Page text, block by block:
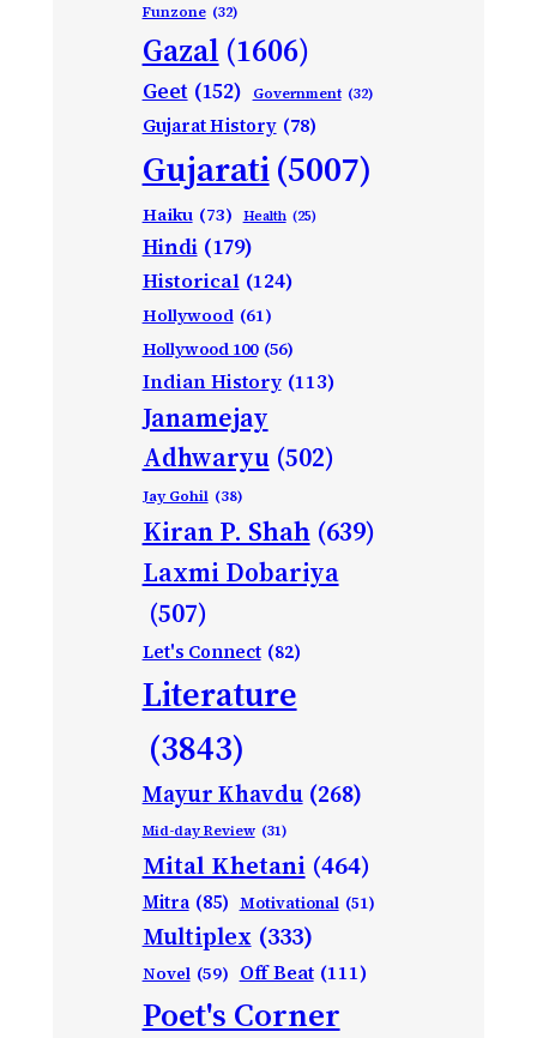
Funzone (32)
Gazal (1606)
Geet (152) Government (32)
Gujarat History (78)
Gujarati(5007)
Haiku (73) Health (25)
Hindi (179)
Historical (124)
Hollywood (61)
Hollywood 100 (56)
Indian History (113)
Janamejay
Adhwaryu (502)
Jay Gohil (38)
Kiran P. Shah (639)
Laxmi Dobariya
(507)
Let's Connect (82)
Literature
(3843)
Mayur Khavdu (268)
Mid-day Review (31)
Mital Khetani (464)
Mitra (85) Motivational (51)
Multiplex (333)
Novel (59) Off Beat (111)
Poet's Corner